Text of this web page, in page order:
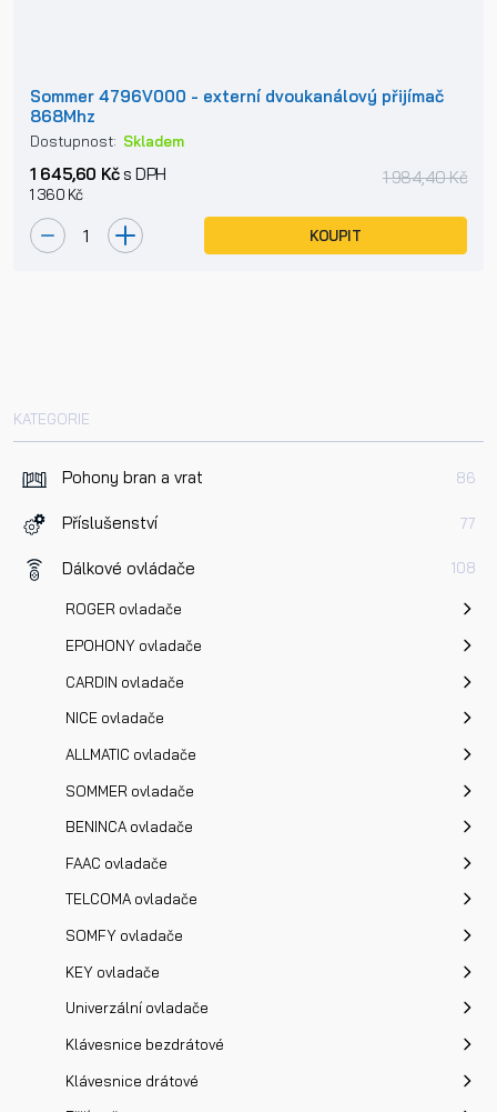
KATEGORIE
Pohony bran a vrat 86
Příslušenství 77
Dálkové ovládače 108
ROGER ovladače
EPOHONY ovladače
CARDIN ovladače
NICE ovladače
ALLMATIC ovladače
SOMMER ovladače
BENINCA ovladače
FAAC ovladače
TELCOMA ovladače
SOMFY ovladače
KEY ovladače
Univerzální ovladače
Klávesnice bezdrátové
Klávesnice drátové
Sommer 4796V000 - externí dvoukanálový přijímač
868Mhz
Dostupnost: Skladem
1 645,60 Kčs DPH
1 360 Kč
1 984,40 Kč
KOUPIT